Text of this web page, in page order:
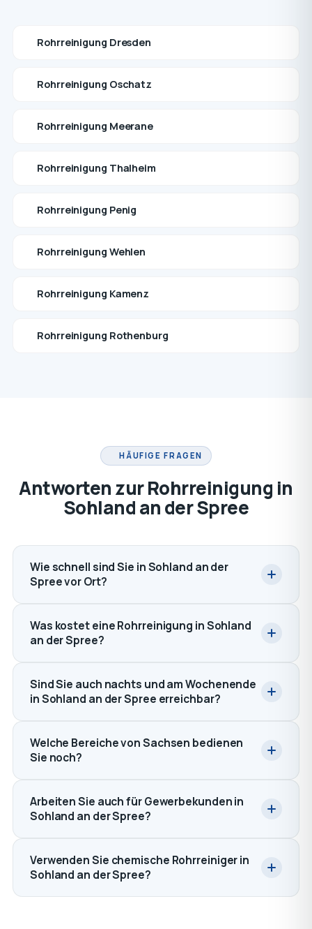
Rohrreinigung Dresden
Rohrreinigung Oschatz
Rohrreinigung Meerane
Rohrreinigung Thalheim
Rohrreinigung Penig
Rohrreinigung Wehlen
Rohrreinigung Kamenz
Rohrreinigung Rothenburg
HÄUFIGE FRAGEN
Antworten zur Rohrreinigung in
Sohland an der Spree
Wie schnell sind Sie in Sohland an der
Spree vor Ort?
Was kostet eine Rohrreinigung in Sohland
an der Spree?
Sind Sie auch nachts und am Wochenende
in Sohland an der Spree erreichbar?
Welche Bereiche von Sachsen bedienen
Sie noch?
Arbeiten Sie auch für Gewerbekunden in
Sohland an der Spree?
Verwenden Sie chemische Rohrreiniger in
Sohland an der Spree?